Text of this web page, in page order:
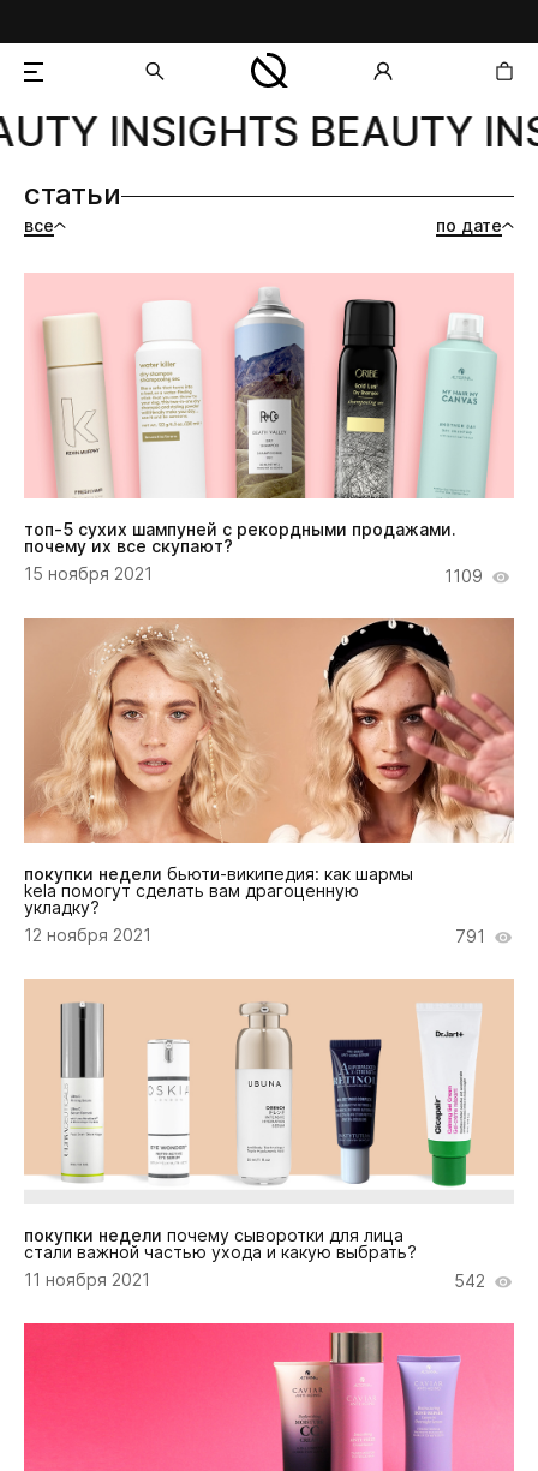
добавлен в корзину
INSIGHTS BEAUTY
все
статьи
по дате
топ-5 сухих шампуней с рекордными продажами.
почему их все скупают?
15 ноября 2021
1109
покупки недели бьюти-википедия: как шармы
kela помогут сделать вам драгоценную
укладку?
12 ноября 2021
791
покупки недели почему сыворотки для лица
стали важной частью ухода и какую выбрать?
11 ноября 2021
542